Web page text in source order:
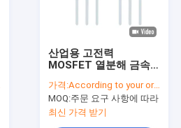
산업용 고전력
MOSFET 열분해 금속
가격:According to your order requirement
MOQ:주문 요구 사항에 따라
최신 가격 받기